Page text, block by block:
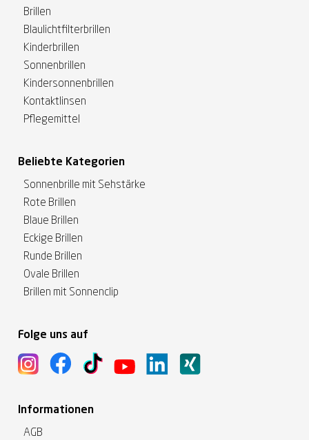
Brillen
Blaulichtfilterbrillen
Kinderbrillen
Sonnenbrillen
Kindersonnenbrillen
Kontaktlinsen
Pflegemittel
Beliebte Kategorien
Sonnenbrille mit Sehstärke
Rote Brillen
Blaue Brillen
Eckige Brillen
Runde Brillen
Ovale Brillen
Brillen mit Sonnenclip
Folge uns auf
Informationen
AGB